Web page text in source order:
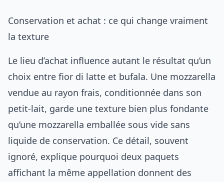
Conservation et achat : ce qui change vraiment
la texture
Le lieu d’achat influence autant le résultat qu’un
choix entre fior di latte et bufala. Une mozzarella
vendue au rayon frais, conditionnée dans son
petit-lait, garde une texture bien plus fondante
qu’une mozzarella emballée sous vide sans
liquide de conservation. Ce détail, souvent
ignoré, explique pourquoi deux paquets
affichant la même appellation donnent des